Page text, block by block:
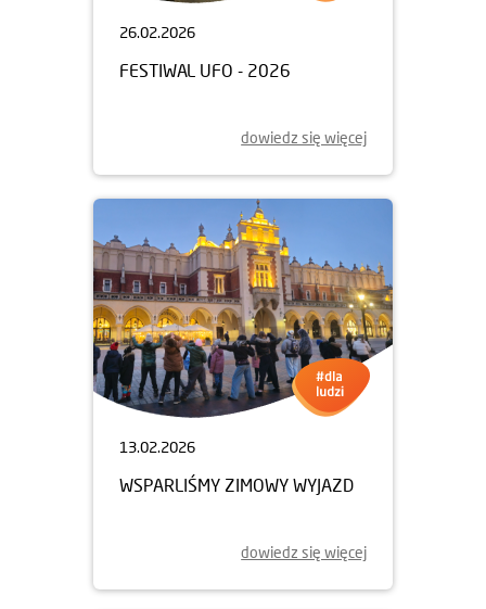
26.02.2026
FESTIWAL UFO - 2026
dowiedz się więcej
13.02.2026
WSPARLIŚMY ZIMOWY WYJAZD
dowiedz się więcej